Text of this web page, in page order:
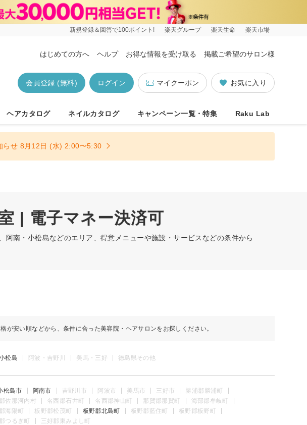
新規登録＆回答で100ポイント! 楽天グループ 楽天生命 楽天市場
はじめての方へ ヘルプ お得な情報を受け取る 掲載ご希望のサロン様
お気に入り
マイクーポン
ログイン
会員登録 (無料)
ヘアカタログ ネイルカタログ キャンペーン一覧・特集 Raku Lab
らせ 8月12日 (水) 2:00〜5:30
| 電子マネー決済可
南・小松島などのエリア、得意メニューや施設・サービスなどの条件から
が安い順などから、条件に合った美容院・ヘアサロンをお探しください。
松島 阿波・吉野川 美馬・三好 徳島県その他
松島市 阿南市 吉野川市 阿波市 美馬市 三好市
勝浦郡勝浦町
佐那河内村 名西郡石井町 名西郡神山町 那賀郡那賀町
海部郡牟岐町
海陽町 板野郡松茂町 板野郡北島町 板野郡藍住町
板野郡板野町
つるぎ町 三好郡東みよし町